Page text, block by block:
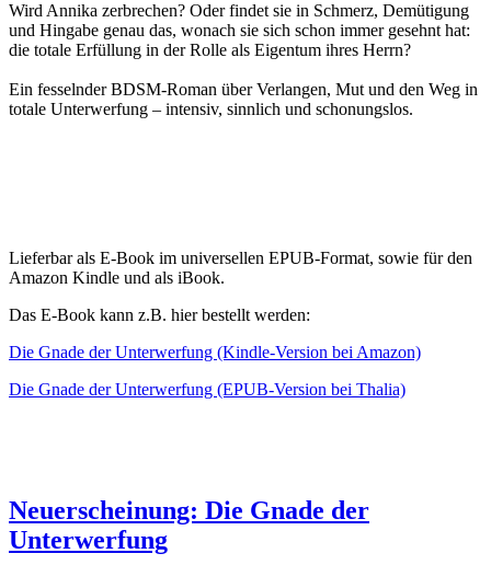
Wird Annika zerbrechen? Oder findet sie in Schmerz, Demütigung
und Hingabe genau das, wonach sie sich schon immer gesehnt hat:
die totale Erfüllung in der Rolle als Eigentum ihres Herrn?
Ein fesselnder BDSM-Roman über Verlangen, Mut und den Weg in
totale Unterwerfung – intensiv, sinnlich und schonungslos.
Lieferbar als E-Book im universellen EPUB-Format, sowie für den
Amazon Kindle und als iBook.
Das E-Book kann z.B. hier bestellt werden:
Die Gnade der Unterwerfung (Kindle-Version bei Amazon)
Die Gnade der Unterwerfung (EPUB-Version bei Thalia)
Neuerscheinung: Die Gnade der
Unterwerfung